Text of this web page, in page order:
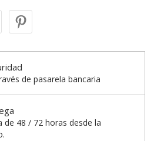
de pasarela bancaria
de 48 / 72 horas desde la